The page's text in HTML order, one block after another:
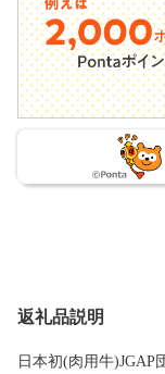
返礼品説明
日本初(肉用牛)JGAP